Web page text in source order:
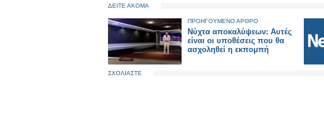
ΔΕΙΤΕ ΑΚΟΜΑ
ΠΡΟΗΓΟΥΜΕΝΟ ΑΡΘΡΟ
Νύχτα αποκαλύψεων: Αυτές
είναι οι υποθέσεις που θα
ασχοληθεί η εκπομπή
ΣΧΟΛΙΑΣΤΕ